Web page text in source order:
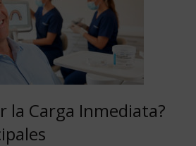
la Carga Inmediata?